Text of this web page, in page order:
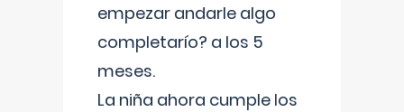
empezar andarle algo
completarío? a los 5
meses.
La niña ahora cumple los